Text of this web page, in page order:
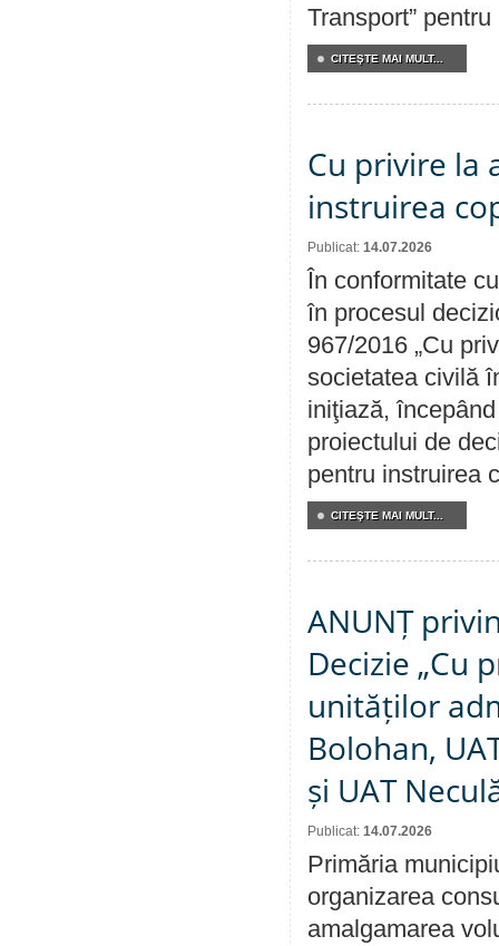
Transport” pentru
CITEŞTE MAI MULT...
Cu privire la
instruirea
Publicat: 14.07.2026
În conformitate
în procesul
967/2016 „Cu
societatea civilă
iniţiază,
proiectului de
pentru instruirea
CITEŞTE MAI MULT...
ANUNȚ
Decizie „Cu
unităților
Bolohan,
și UAT
Publicat: 14.07.2026
Primăria
organizarea
amalgamarea